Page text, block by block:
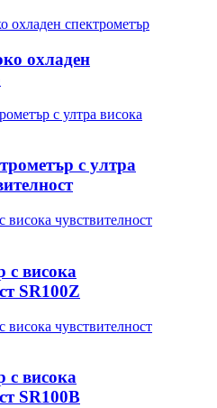
охладен
с ултра
с висока
SR100Z
с висока
SR100B